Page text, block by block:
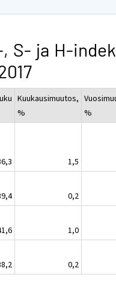
S- ja H-
Kuukausimuutos,
%
%
1,5
0,2
1,0
0,2